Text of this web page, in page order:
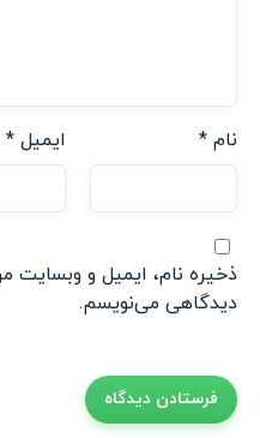
نام * ایمیل*
ذخیره نام، ایمیل و وبسایت
دیدگاهی می‌نویسم.